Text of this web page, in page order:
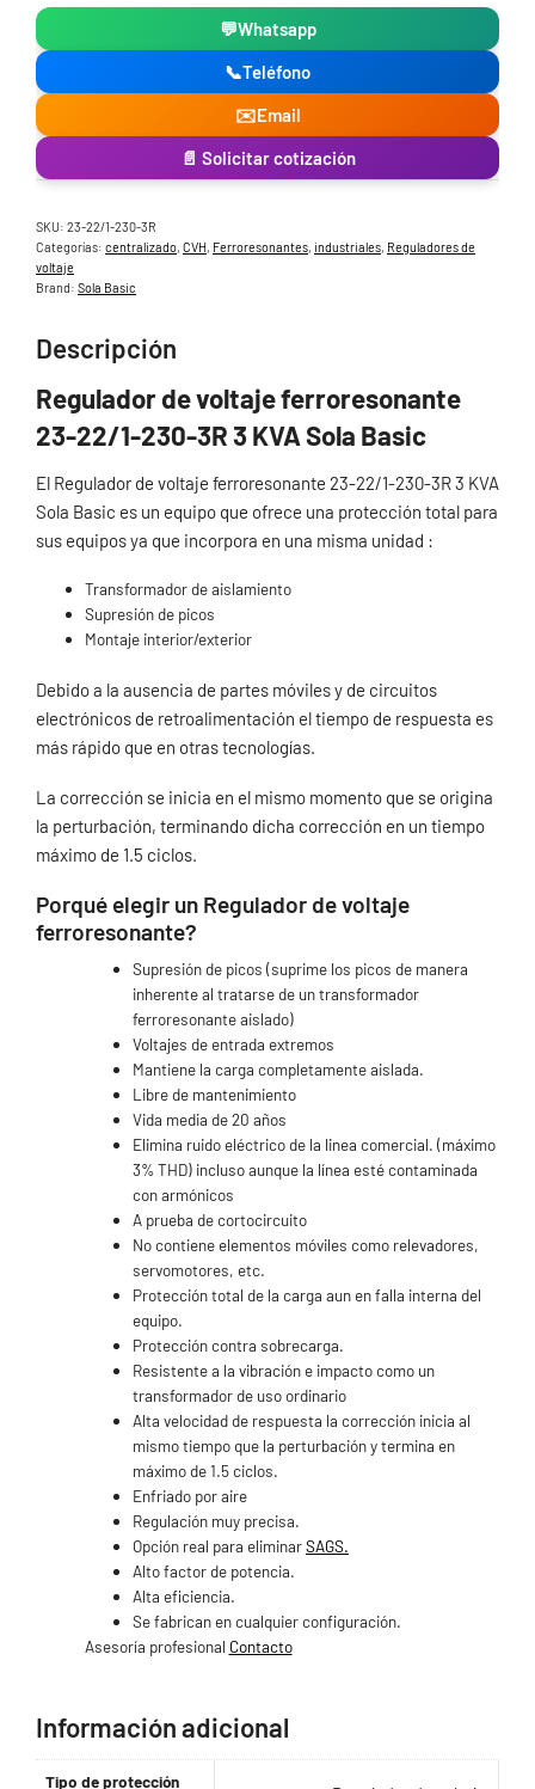
💬Whatsapp
📞Teléfono
✉️Email
📄 Solicitar cotización
SKU: 23-22/1-230-3R
Categorías: centralizado, CVH, Ferroresonantes, industriales, Reguladores de
voltaje
Brand: Sola Basic
Descripción
Regulador de voltaje ferroresonante
23-22/1-230-3R 3 KVA Sola Basic
El Regulador de voltaje ferroresonante 23-22/1-230-3R 3 KVA
Sola Basic es un equipo que ofrece una protección total para
sus equipos ya que incorpora en una misma unidad :
Transformador de aislamiento
Supresión de picos
Montaje interior/exterior
Debido a la ausencia de partes móviles y de circuitos
electrónicos de retroalimentación el tiempo de respuesta es
más rápido que en otras tecnologías.
La corrección se inicia en el mismo momento que se origina
la perturbación, terminando dicha corrección en un tiempo
máximo de 1.5 ciclos.
Porqué elegir un Regulador de voltaje
ferroresonante?
Supresión de picos (suprime los picos de manera
inherente al tratarse de un transformador
ferroresonante aislado)
Voltajes de entrada extremos
Mantiene la carga completamente aislada.
Libre de mantenimiento
Vida media de 20 años
Elimina ruido eléctrico de la linea comercial. (máximo
3% THD) incluso aunque la línea esté contaminada
con armónicos
A prueba de cortocircuito
No contiene elementos móviles como relevadores,
servomotores, etc.
Protección total de la carga aun en falla interna del
equipo.
Protección contra sobrecarga.
Resistente a la vibración e impacto como un
transformador de uso ordinario
Alta velocidad de respuesta la corrección inicia al
mismo tiempo que la perturbación y termina en
máximo de 1.5 ciclos.
Enfriado por aire
Regulación muy precisa.
Opción real para eliminarSAGS.
Alto factor de potencia.
Alta eficiencia.
Se fabrican en cualquier configuración.
Asesoría profesional Contacto
Información adicional
Tipo de protección